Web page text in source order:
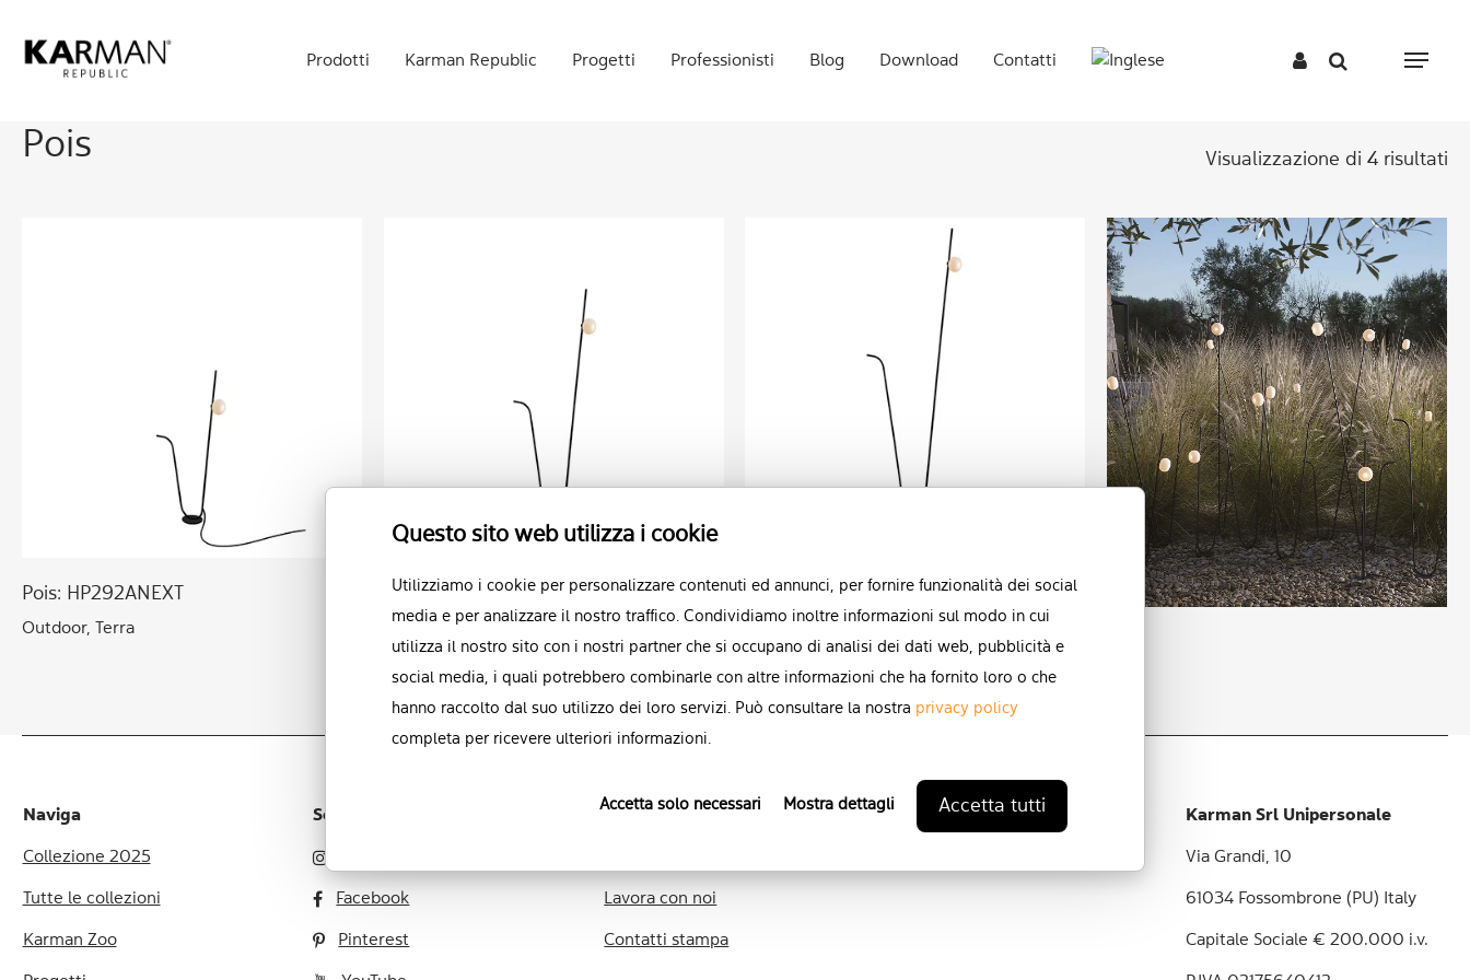
Questo sito web utilizza i cookie
Utilizziamo i cookie per personalizzare contenuti ed annunci, per fornire funzionalità dei social
media e per analizzare il nostro traffico. Condividiamo inoltre informazioni sul modo in cui
utilizza il nostro sito con i nostri partner che si occupano di analisi dei dati web, pubblicità e
social media, i quali potrebbero combinarle con altre informazioni che ha fornito loro o che
hanno raccolto dal suo utilizzo dei loro servizi. Può consultare la nostra privacy policy
completa per ricevere ulteriori informazioni.
Accetta solo necessari Mostra dettagli Accetta tutti
Prodotti Karman Republic Progetti Professionisti Blog Download Contatti Menu
Pois Visualizzazione di 4 risultati
Pois: HP292ANEXT
Outdoor, Terra
Pois: HP292 BN EXT
Outdoor, Terra
Pois: HP292 CN EXT
Naviga
Collezione 2025
Tutte le collezioni
Karman Zoo
Social network
Facebook
Pinterest
Contatti
Lavora con noi
Contatti stampa
Karman Srl Unipersonale
Via Grandi, 10
61034 Fossombrone (PU) Italy
Capitale Sociale € 200.000 i.v.